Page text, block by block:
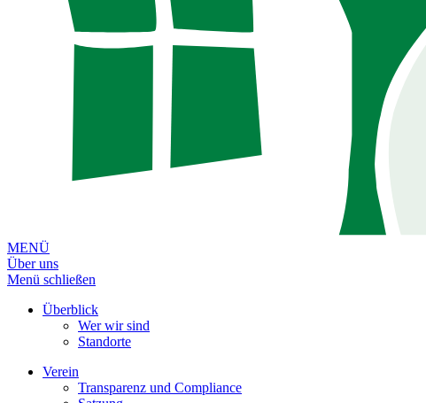
MENÜ
Über uns
Menü schließen
Überblick
Wer wir sind
Standorte
Verein
Transparenz und Compliance